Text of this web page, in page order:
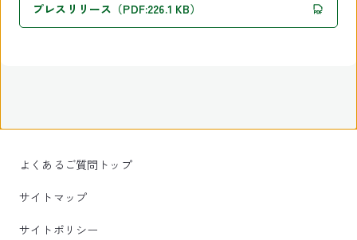
プレスリリース（PDF:226.1 KB）
よくあるご質問トップ
サイトマップ
サイトポリシー